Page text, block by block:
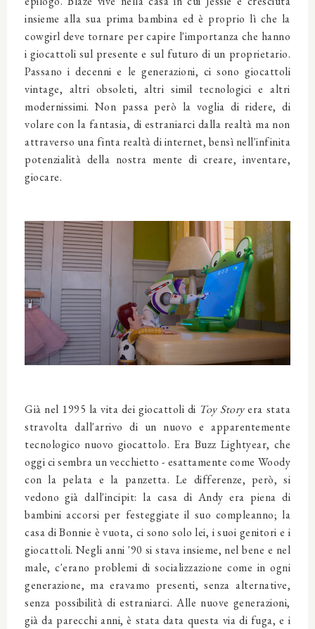
insieme alla sua prima bambina ed è proprio lì che la
cowgirl deve tornare per capire l'importanza che hanno
i giocattoli sul presente e sul futuro di un proprietario.
Passano i decenni e le generazioni, ci sono giocattoli
vintage, altri obsoleti, altri simil tecnologici e altri
modernissimi. Non passa però la voglia di ridere, di
volare con la fantasia, di estraniarci dalla realtà ma non
attraverso una finta realtà di internet, bensì nell'infinita
potenzialità della nostra mente di creare, inventare,
giocare.
Già nel 1995 la vita dei giocattoli di Toy Storyera stata
stravolta dall'arrivo di un nuovo e apparentemente
tecnologico nuovo giocattolo. Era Buzz Lightyear, che
oggi ci sembra un vecchietto - esattamente come Woody
con la pelata e la panzetta. Le differenze, però, si
vedono già dall'incipit: la casa di Andy era piena di
bambini accorsi per festeggiate il suo compleanno; la
casa di Bonnie è vuota, ci sono solo lei, i suoi genitori e i
giocattoli. Negli anni '90 si stava insieme, nel bene e nel
male, c'erano problemi di socializzazione come in ogni
generazione, ma eravamo presenti, senza alternative,
senza possibilità di estraniarci. Alle nuove generazioni,
già da parecchi anni, è stata data questa via di fuga, e i